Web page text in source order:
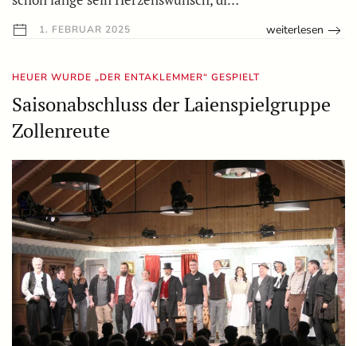
1. FEBRUAR 2025 weiterlesen
HEUER WURDE „DER ENTAKLEMMER“ GESPIELT
Saisonabschluss der Laienspielgruppe
Zollenreute